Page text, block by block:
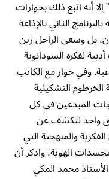
أنه اتبع ذلك بحوارات
الثاني بالإذاعة
بل وسعى الراحل زين
لفكرة السودانوية
وفي حوار مع الكاتب
التشكيلية
المبدعين في كل
واحد لتكشف عن
والمنهجية التي
الهوية، واذكر أن
محمد المكي